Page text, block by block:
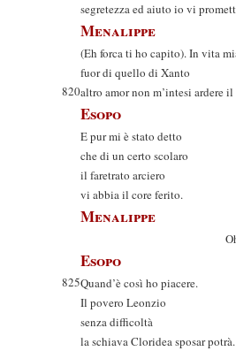
segretezza ed aiuto io vi
Menalippe
(Eh forca ti ho capito). In vita
fuor di quello di Xanto
820altro amor non m’intesi ardere
Esopo
E pur mi è stato detto
che di un certo scolaro
il faretrato arciero
vi abbia il core ferito.
Menalippe
Oh non è
Esopo
825Quand’è così ho piacere.
Il povero Leonzio
senza difficoltà
la schiava Cloridea sposar potrà.